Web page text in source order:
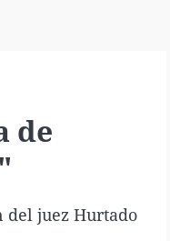
de
del juez Hurtado